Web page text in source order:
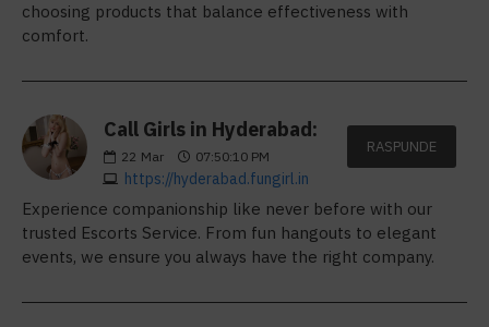
choosing products that balance effectiveness with
comfort.
Call Girls in Hyderabad:
22 Mar 07:50:10 PM
https://hyderabad.fungirl.in
RASPUNDE
Experience companionship like never before with our
trusted Escorts Service. From fun hangouts to elegant
events, we ensure you always have the right company.